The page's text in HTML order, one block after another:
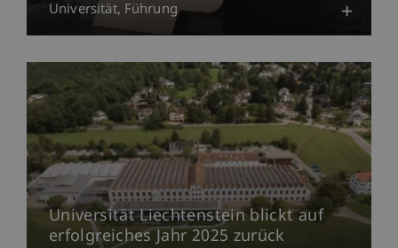
Universität Führung
Universität Liechtenstein blickt auf
erfolgreiches Jahr 2025 zurück